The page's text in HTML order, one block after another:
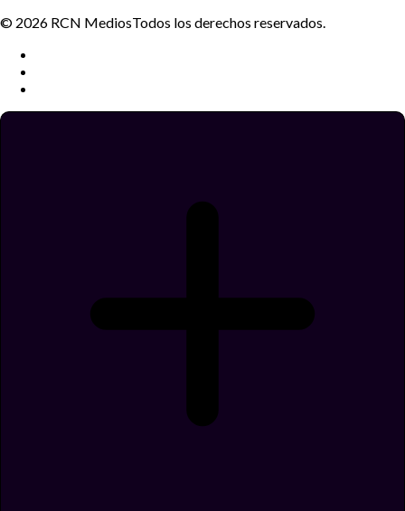
© 2026 RCN MediosTodos los derechos reservados.